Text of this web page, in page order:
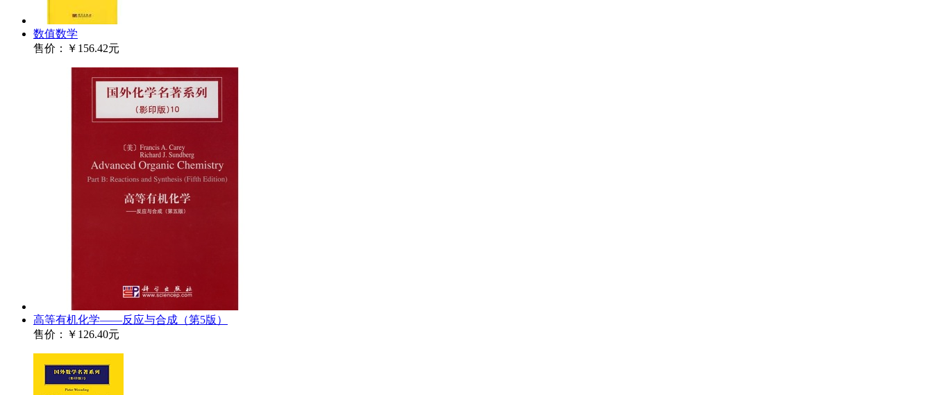
数值数学
售价：
￥156.42元
高等有机化学——反应与合成（第5版）
售价：
￥126.40元